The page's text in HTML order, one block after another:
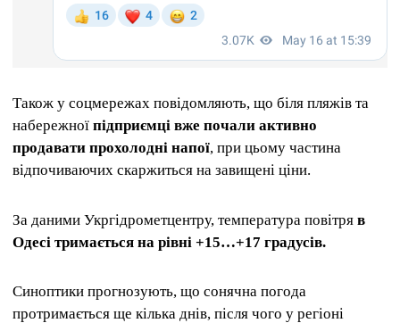
Також у соцмережах повідомляють, що біля пляжів та
набережної підприємці вже почали активно
продавати прохолодні напої, при цьому частина
відпочиваючих скаржиться на завищені ціни.
За даними Укргідрометцентру, температура повітря в
Одесі тримається на рівні +15…+17 градусів.
Синоптики прогнозують, що сонячна погода
протримається ще кілька днів, після чого у регіоні